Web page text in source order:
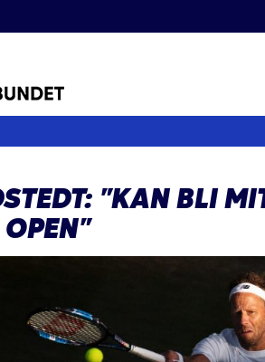
”KAN BLI